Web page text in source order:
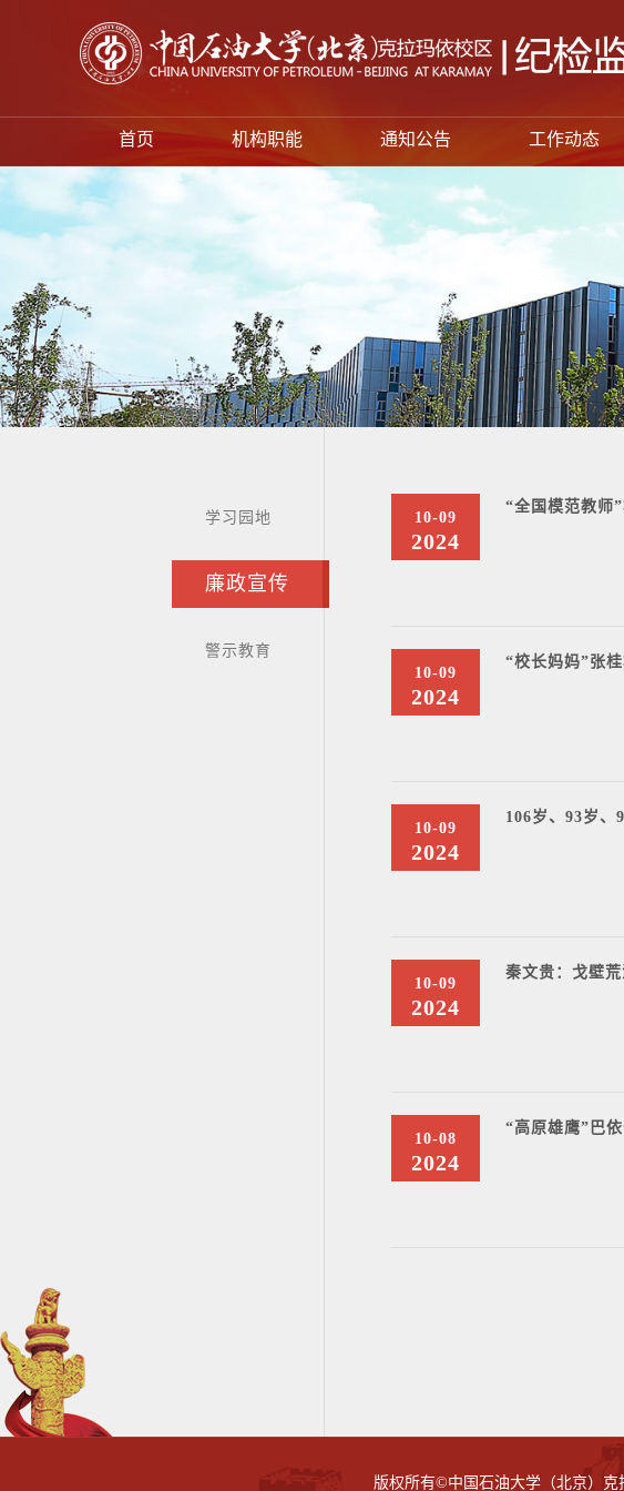
首页 机构职能 通知公告 工作动态
学习园地
廉政宣传
警示教育
10-09
2024
“全国模范教师
10-09
2024
“校长妈妈”张
10-09
2024
106岁、93岁、
10-09
2024
秦文贵：戈壁
10-08
2024
“高原雄鹰”巴
版权所有©中国石油大学（北京）克